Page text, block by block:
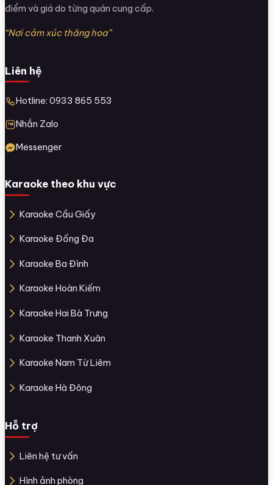
điểm và giá do từng quán cung cấp.
“Nơi cảm xúc thăng hoa”
Liên hệ
Hotline: 0933 865 553
Nhắn Zalo
Messenger
Karaoke theo khu vực
Karaoke Cầu Giấy
Karaoke Đống Đa
Karaoke Ba Đình
Karaoke Hoàn Kiếm
Karaoke Hai Bà Trưng
Karaoke Thanh Xuân
Karaoke Nam Từ Liêm
Karaoke Hà Đông
Hỗ trợ
Liên hệ tư vấn
Hình ảnh phòng